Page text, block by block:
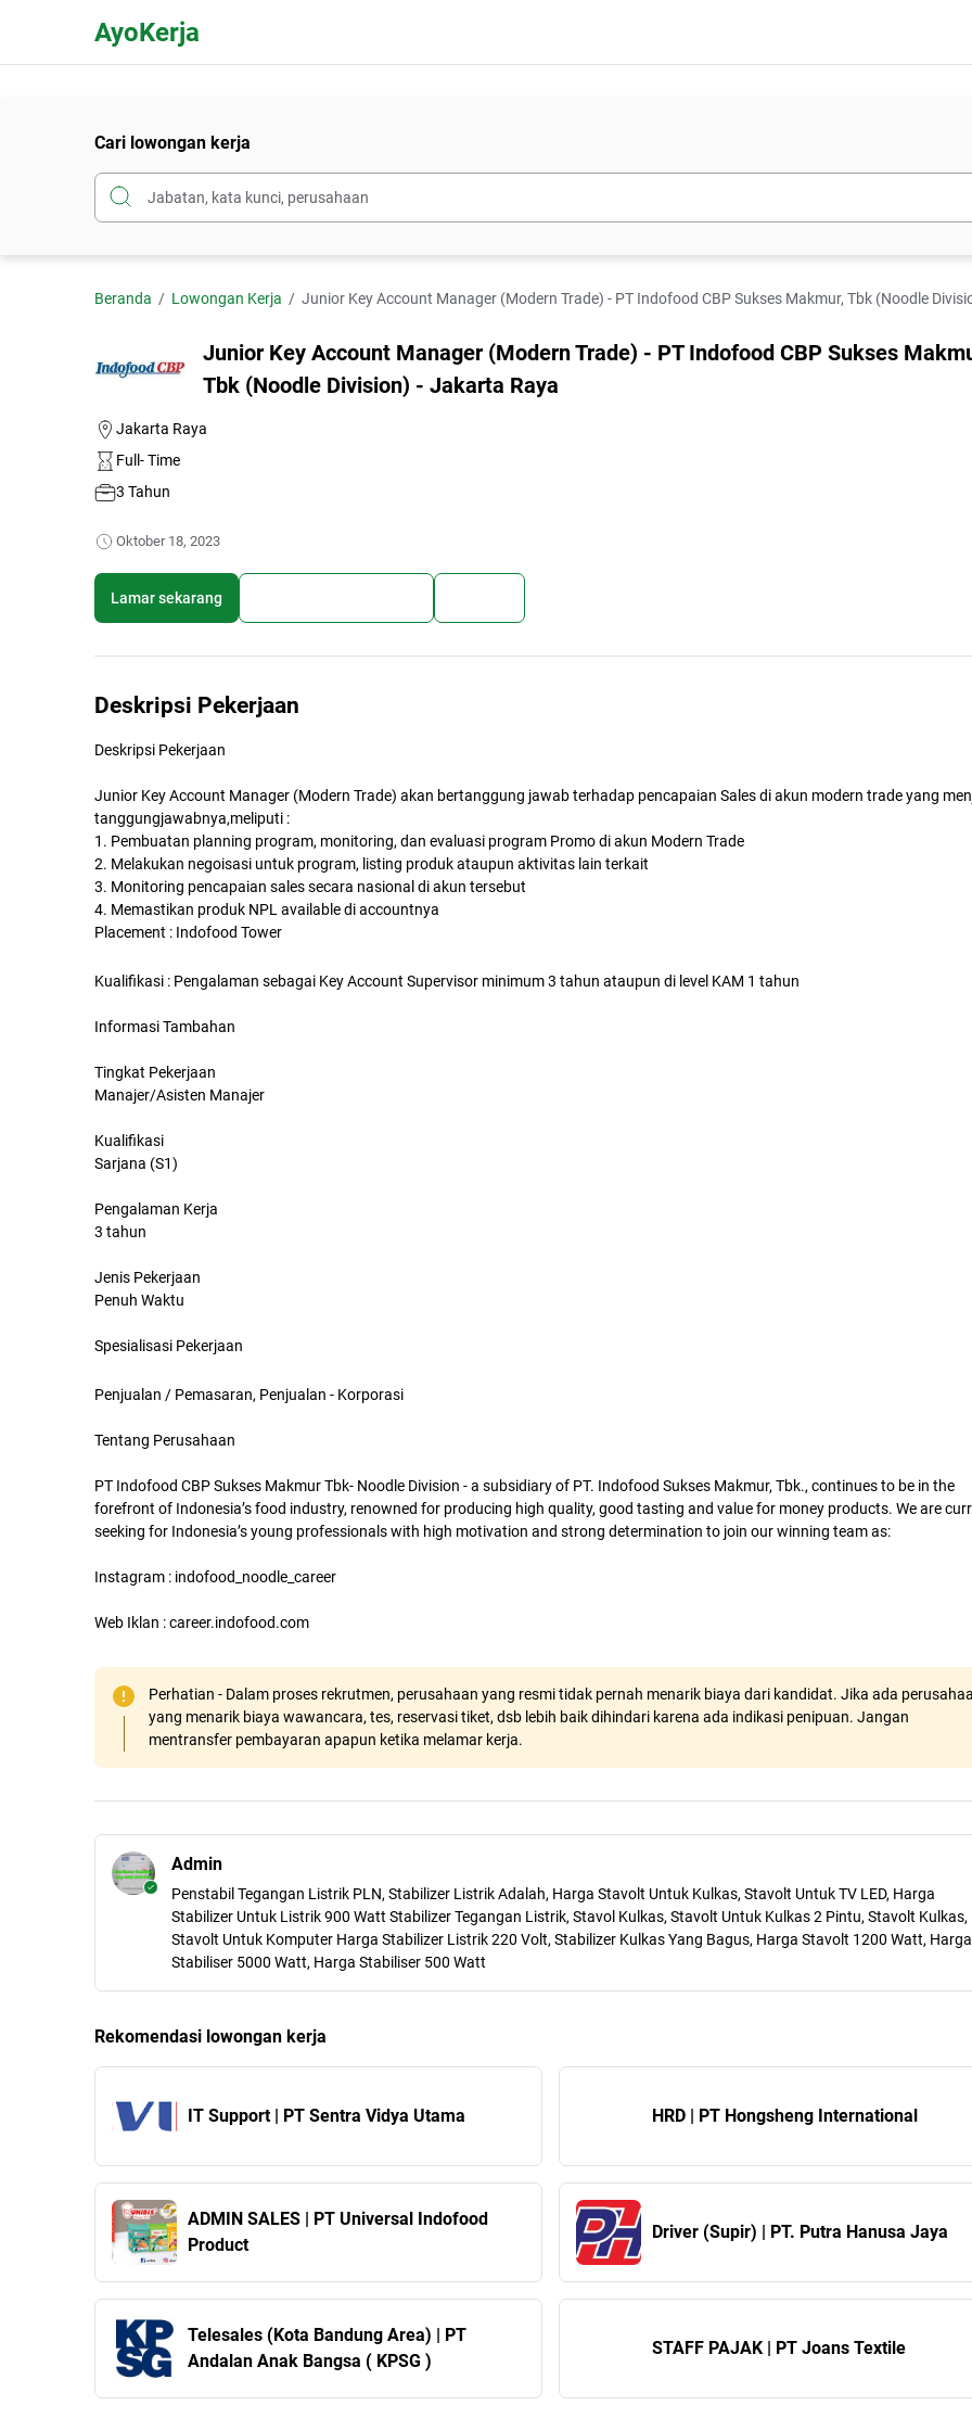
AyoKerja
Cari lowongan kerja
Beranda Lowongan Kerja Junior Key Account Manager (Modern Trade) - PT Indofood CBP Sukses Makmur, Tbk (Noodle Division) - Jakarta
Junior Key Account Manager (Modern Trade) - PT Indofood CBP Sukses
Tbk (Noodle Division) - Jakarta Raya
Jakarta Raya
Full- Time
3 Tahun
Oktober 18, 2023
Lamar sekarang
Deskripsi Pekerjaan
Deskripsi Pekerjaan
Junior Key Account Manager (Modern Trade) akan bertanggung jawab terhadap pencapaian Sales di akun modern trade yang
tanggungjawabnya,meliputi :
1. Pembuatan planning program, monitoring, dan evaluasi program Promo di akun Modern Trade
2. Melakukan negoisasi untuk program, listing produk ataupun aktivitas lain terkait
3. Monitoring pencapaian sales secara nasional di akun tersebut
4. Memastikan produk NPL available di accountnya
Placement : Indofood Tower
Kualifikasi : Pengalaman sebagai Key Account Supervisor minimum 3 tahun ataupun di level KAM 1 tahun
Informasi Tambahan
Tingkat Pekerjaan
Manajer/Asisten Manajer
Kualifikasi
Sarjana (S1)
Pengalaman Kerja
3 tahun
Jenis Pekerjaan
Penuh Waktu
Spesialisasi Pekerjaan
Penjualan / Pemasaran, Penjualan - Korporasi
Tentang Perusahaan
PT Indofood CBP Sukses Makmur Tbk- Noodle Division - a subsidiary of PT. Indofood Sukses Makmur, Tbk., continues to be in the
forefront of Indonesia’s food industry, renowned for producing high quality, good tasting and value for money products. We are
seeking for Indonesia’s young professionals with high motivation and strong determination to join our winning team as:
Instagram : indofood_noodle_career
Web Iklan : career.indofood.com
Perhatian - Dalam proses rekrutmen, perusahaan yang resmi tidak pernah menarik biaya dari kandidat. Jika ada
yang menarik biaya wawancara, tes, reservasi tiket, dsb lebih baik dihindari karena ada indikasi penipuan. Jangan
mentransfer pembayaran apapun ketika melamar kerja.
Admin
Penstabil Tegangan Listrik PLN, Stabilizer Listrik Adalah, Harga Stavolt Untuk Kulkas, Stavolt Untuk TV LED, Harga
Stabilizer Untuk Listrik 900 Watt Stabilizer Tegangan Listrik, Stavol Kulkas, Stavolt Untuk Kulkas 2 Pintu, Stavolt Kulkas,
Stavolt Untuk Komputer Harga Stabilizer Listrik 220 Volt, Stabilizer Kulkas Yang Bagus, Harga Stavolt 1200 Watt, Harga
Stabiliser 5000 Watt, Harga Stabiliser 500 Watt
Rekomendasi lowongan kerja
IT Support | PT Sentra Vidya Utama HRD | PT Hongsheng International
ADMIN SALES | PT Universal Indofood
Product
Driver (Supir) | PT. Putra Hanusa Jaya
Telesales (Kota Bandung Area) | PT
Andalan Anak Bangsa ( KPSG )
STAFF PAJAK | PT Joans Textile